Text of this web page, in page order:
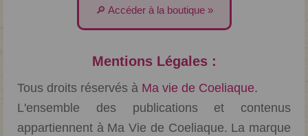
🔎 Accéder à la boutique »
Mentions Légales :
Tous droits réservés à Ma vie de Coeliaque.
L'ensemble des publications et contenus
appartiennent à Ma Vie de Coeliaque. La marque